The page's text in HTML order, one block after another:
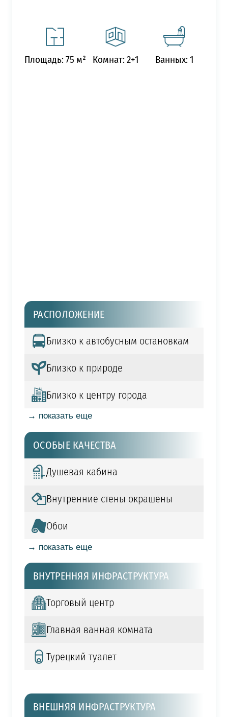
Площадь: 75 м² Комнат: 2+1 Ванных: 1
РАСПОЛОЖЕНИЕ
Близко к автобусным остановкам
Близко к природе
Близко к центру города
→ показать еще
ОСОБЫЕ КАЧЕСТВА
Душевая кабина
Внутренние стены окрашены
Обои
→ показать еще
ВНУТРЕННЯЯ ИНФРАСТРУКТУРА
Торговый центр
Главная ванная комната
Турецкий туалет
ВНЕШНЯЯ ИНФРАСТРУКТУРА